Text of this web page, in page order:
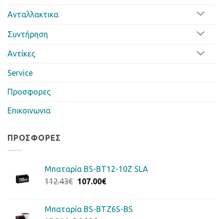
Ανταλλακτικα
Συντήρηση
Αντίκες
Service
Προσφορες
Επικοινωνια
ΠΡΟΣΦΟΡΈΣ
Μπαταρία BS-BT12-10Z SLA
112.43€ Original
112.43€.
107.00€Η
είναι:
Μπαταρία BS-BTZ6S-BS